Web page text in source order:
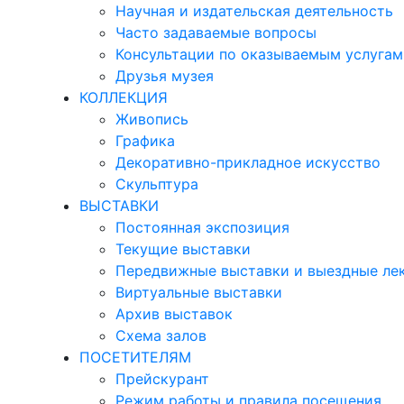
Научная и издательская деятельность
Часто задаваемые вопросы
Консультации по оказываемым услугам
Друзья музея
КОЛЛЕКЦИЯ
Живопись
Графика
Декоративно-прикладное искусство
Скульптура
ВЫСТАВКИ
Постоянная экспозиция
Текущие выставки
Передвижные выставки и выездные
Виртуальные выставки
Архив выставок
Схема залов
ПОСЕТИТЕЛЯМ
Прейскурант
Режим работы и правила посещения